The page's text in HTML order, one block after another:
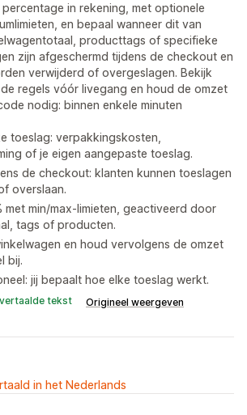
in rekening, met optionele
en bepaal wanneer dit van
producttags of specifieke
zijn afgeschermd tijdens de checkout en
verwijderd of overgeslagen. Bekijk
regels vóór livegang en houd de omzet
nodig: binnen enkele minuten
toeslag: verpakkingskosten,
of je eigen aangepaste toeslag.
de checkout: klanten kunnen toeslagen
overslaan.
met min/max-limieten, geactiveerd door
tags of producten.
en houd vervolgens de omzet
bij.
jij bepaalt hoe elke toeslag werkt.
tekst Origineel weergeven
in het Nederlands